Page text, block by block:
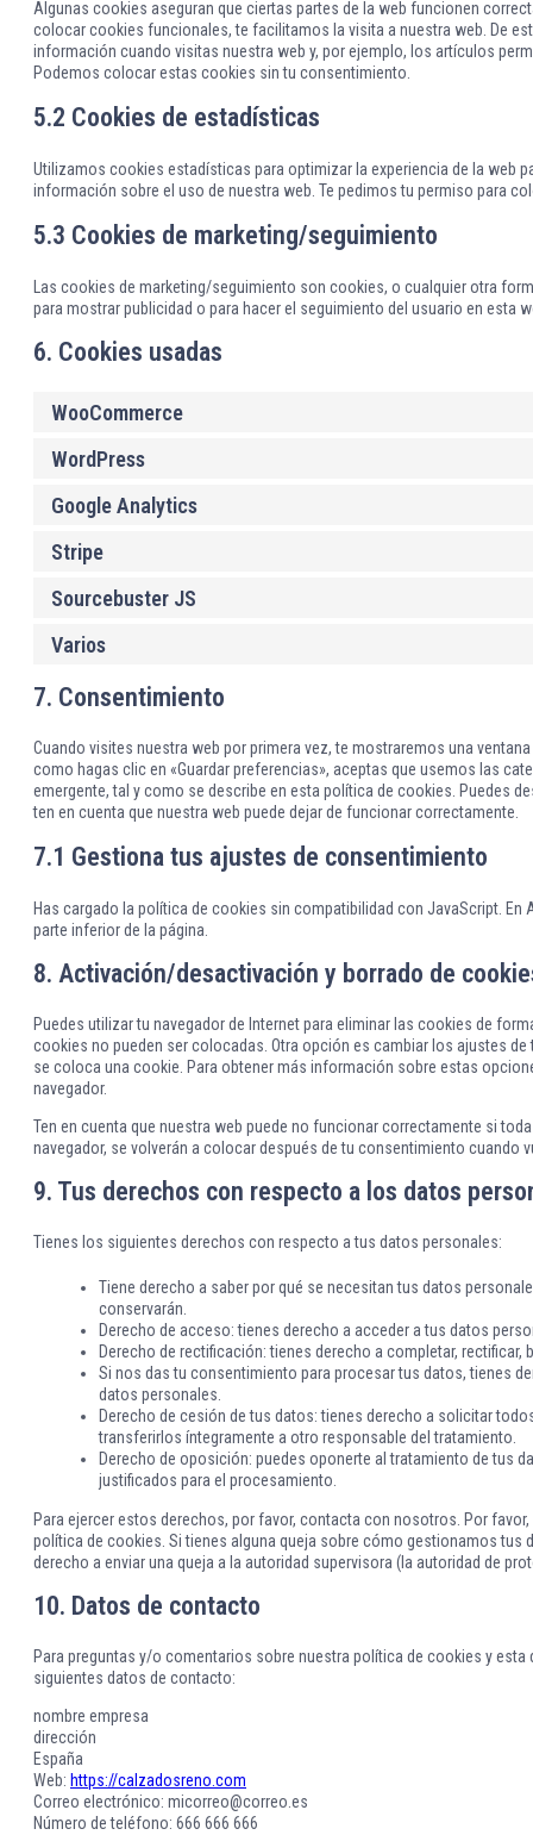
Algunas cookies aseguran que ciertas partes de la web funcionen
colocar cookies funcionales, te facilitamos la visita a nuestra web. De
información cuando visitas nuestra web y, por ejemplo, los artículos
Podemos colocar estas cookies sin tu consentimiento.
5.2 Cookies de estadísticas
Utilizamos cookies estadísticas para optimizar la experiencia de la web
información sobre el uso de nuestra web. Te pedimos tu permiso para
5.3 Cookies de marketing/seguimiento
Las cookies de marketing/seguimiento son cookies, o cualquier otra
para mostrar publicidad o para hacer el seguimiento del usuario en esta
6. Cookies usadas
WooCommerce
WordPress
Google Analytics
Stripe
Sourcebuster JS
Varios
7. Consentimiento
Cuando visites nuestra web por primera vez, te mostraremos una
como hagas clic en «Guardar preferencias», aceptas que usemos las
emergente, tal y como se describe en esta política de cookies. Puedes
ten en cuenta que nuestra web puede dejar de funcionar correctamente.
7.1 Gestiona tus ajustes de consentimiento
Has cargado la política de cookies sin compatibilidad con JavaScript.
parte inferior de la página.
8. Activación/desactivación y borrado de
Puedes utilizar tu navegador de Internet para eliminar las cookies de
cookies no pueden ser colocadas. Otra opción es cambiar los ajustes
se coloca una cookie. Para obtener más información sobre estas
navegador.
Ten en cuenta que nuestra web puede no funcionar correctamente si
navegador, se volverán a colocar después de tu consentimiento cuando
9. Tus derechos con respecto a los datos
Tienes los siguientes derechos con respecto a tus datos personales:
Tiene derecho a saber por qué se necesitan tus datos
conservarán.
Derecho de acceso: tienes derecho a acceder a tus datos
Derecho de rectificación: tienes derecho a completar,
Si nos das tu consentimiento para procesar tus datos, tienes
datos personales.
Derecho de cesión de tus datos: tienes derecho a solicitar
transferirlos íntegramente a otro responsable del tratamiento.
Derecho de oposición: puedes oponerte al tratamiento de tus
justificados para el procesamiento.
Para ejercer estos derechos, por favor, contacta con nosotros. Por
política de cookies. Si tienes alguna queja sobre cómo gestionamos tus
derecho a enviar una queja a la autoridad supervisora (la autoridad de
10. Datos de contacto
Para preguntas y/o comentarios sobre nuestra política de cookies y
siguientes datos de contacto:
nombre empresa
dirección
España
Web: https://calzadosreno.com
Correo electrónico: micorreo@correo.es
Número de teléfono: 666 666 666